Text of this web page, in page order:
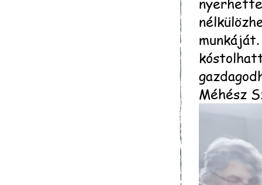
Méhész